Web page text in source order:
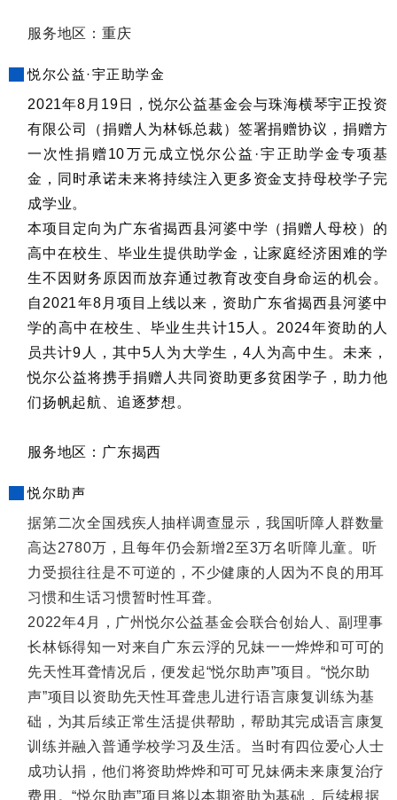
服务地区：重庆
悦尔公益·宇正助学金
2021年8月19日，悦尔公益基金会与珠海横琴宇正投资
有限公司（捐赠人为林铄总裁）签署捐赠协议，捐赠方
一次性捐赠10万元成立悦尔公益·宇正助学金专项基
金，同时承诺未来将持续注入更多资金支持母校学子完
成学业。
本项目定向为广东省揭西县河婆中学（捐赠人母校）的
高中在校生、毕业生提供助学金，让家庭经济困难的学
生不因财务原因而放弃通过教育改变自身命运的机会。
自2021年8月项目上线以来，资助广东省揭西县河婆中
学的高中在校生、毕业生共计15人。2024年资助的人
员共计9人，其中5人为大学生，4人为高中生。未来，
悦尔公益将携手捐赠人共同资助更多贫困学子，助力他
们扬帆起航、追逐梦想。
服务地区：广东揭西
悦尔助声
据第二次全国残疾人抽样调查显示，我国听障人群数量
高达2780万，且每年仍会新增2至3万名听障儿童。听
力受损往往是不可逆的，不少健康的人因为不良的用耳
习惯和生话习惯暂时性耳聋。
2022年4月，广州悦尔公益基金会联合创始人、副理事
长林铄得知一对来自广东云浮的兄妹一一烨烨和可可的
先天性耳聋情况后，便发起“悦尔助声”项目。“悦尔助
声”项目以资助先天性耳聋患儿进行语言康复训练为基
础，为其后续正常生活提供帮助，帮助其完成语言康复
训练并融入普通学校学习及生活。当时有四位爱心人士
成功认捐，他们将资助烨烨和可可兄妹俩未来康复治疗
费用。“悦尔助声”项目将以本期资助为基础，后续根据